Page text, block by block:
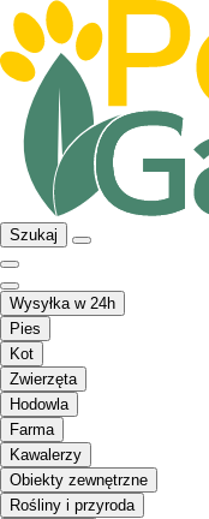
Szukaj
Wysyłka w 24h
Pies
Kot
Zwierzęta
Hodowla
Farma
Kawalerzy
Obiekty zewnętrzne
Rośliny i przyroda